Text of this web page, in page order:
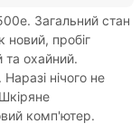
Загальний стан
пробіг
та охайний.
нічого не
комп'ютер.